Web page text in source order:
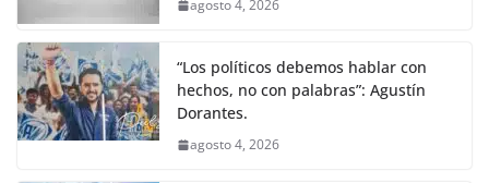
k p k m
agosto 4, 2026
“Los políticos debemos hablar con
hechos, no con palabras”: Agustín
Dorantes.
agosto 4, 2026